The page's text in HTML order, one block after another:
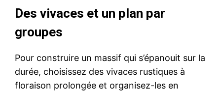
Des vivaces et un plan par
groupes
Pour construire un massif qui s’épanouit sur la
durée, choisissez des vivaces rustiques à
floraison prolongée et organisez-les en